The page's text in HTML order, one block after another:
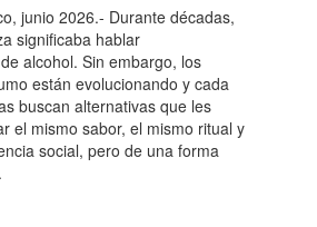
junio 2026.- Durante décadas,
significaba hablar
alcohol. Sin embargo, los
están evolucionando y cada
buscan alternativas que les
el mismo sabor, el mismo ritual y
social, pero de una forma